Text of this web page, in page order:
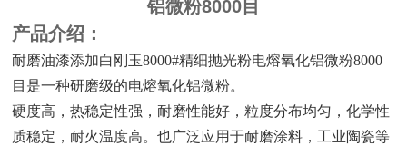
铝微粉8000目
产品介绍：
耐磨油漆添加白刚玉8000#精细抛光粉电熔氧化铝微粉8000
目是一种研磨级的电熔氧化铝微粉。
硬度高，热稳定性强，耐磨性能好，粒度分布均匀，化学性
质稳定，耐火温度高。也广泛应用于耐磨涂料，工业陶瓷等